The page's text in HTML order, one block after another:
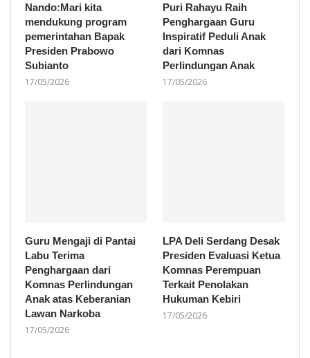
Nando:Mari kita
mendukung program
pemerintahan Bapak
Presiden Prabowo
Subianto
17/05/2026
Puri Rahayu Raih
Penghargaan Guru
Inspiratif Peduli Anak
dari Komnas
Perlindungan Anak
17/05/2026
Guru Mengaji di Pantai
Labu Terima
Penghargaan dari
Komnas Perlindungan
Anak atas Keberanian
Lawan Narkoba
17/05/2026
LPA Deli Serdang Desak
Presiden Evaluasi Ketua
Komnas Perempuan
Terkait Penolakan
Hukuman Kebiri
17/05/2026